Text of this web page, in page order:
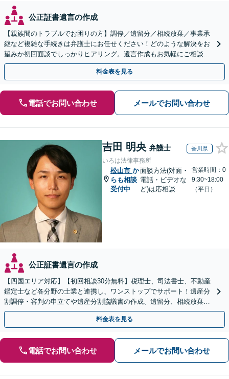
公正証書遺言の作成
【親族間のトラブルでお困りの方】調停／遺留分／相続放棄／事業承
継など複雑な手続きは弁護士にお任せください！どのような解決をお
望みか初回面談でしっかりヒアリング。遺言作成もお気軽にご相談く
ださい。
料金表を見る
電話でお問い合わせ メールでお問い合わせ
吉田 明央 弁護士 香川県
いろは法律事務所
松山市 か
らも相談
受付中
面談方法(対面・
電話・ビデオな
ど)は応相談
営業時間：0
9:30~18:00
（平日）
公正証書遺言の作成
【四国エリア対応】【初回相談30分無料】税理士、司法書士、不動産
鑑定士など各分野の士業と連携し、ワンストップでサポート！遺産分
割調停・審判の申立てや遺産分割協議書の作成、遺留分、相続放棄、
遺言書など幅広いご相談に対応【オンライン面談OK】
料金表を見る
電話でお問い合わせ メールでお問い合わせ